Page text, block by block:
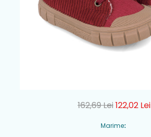
162,69 Lei122,02 Lei
Marime: